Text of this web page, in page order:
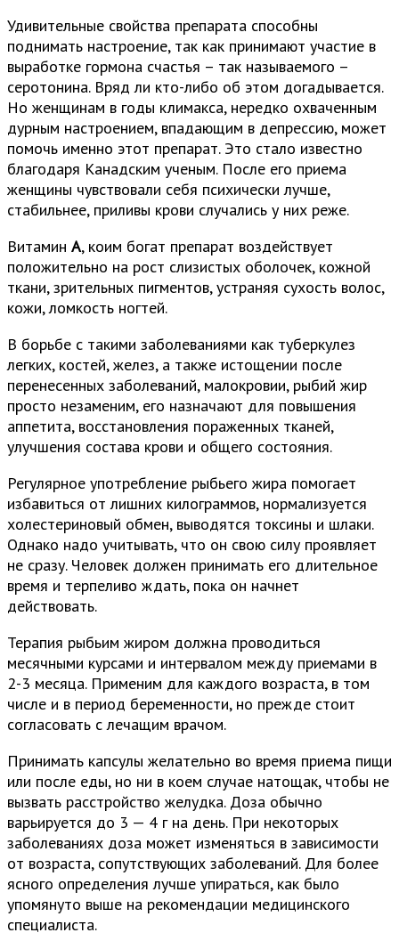
Удивительные свойства препарата способны
поднимать настроение, так как принимают участие в
выработке гормона счастья – так называемого –
серотонина. Вряд ли кто-либо об этом догадывается.
Но женщинам в годы климакса, нередко охваченным
дурным настроением, впадающим в депрессию, может
помочь именно этот препарат. Это стало известно
благодаря Канадским ученым. После его приема
женщины чувствовали себя психически лучше,
стабильнее, приливы крови случались у них реже.
Витамин A, коим богат препарат воздействует
положительно на рост слизистых оболочек, кожной
ткани, зрительных пигментов, устраняя сухость волос,
кожи, ломкость ногтей.
В борьбе с такими заболеваниями как туберкулез
легких, костей, желез, а также истощении после
перенесенных заболеваний, малокровии, рыбий жир
просто незаменим, его назначают для повышения
аппетита, восстановления пораженных тканей,
улучшения состава крови и общего состояния.
Регулярное употребление рыбьего жира помогает
избавиться от лишних килограммов, нормализуется
холестериновый обмен, выводятся токсины и шлаки.
Однако надо учитывать, что он свою силу проявляет
не сразу. Человек должен принимать его длительное
время и терпеливо ждать, пока он начнет
действовать.
Терапия рыбьим жиром должна проводиться
месячными курсами и интервалом между приемами в
2-3 месяца. Применим для каждого возраста, в том
числе и в период беременности, но прежде стоит
согласовать с лечащим врачом.
Принимать капсулы желательно во время приема пищи
или после еды, но ни в коем случае натощак, чтобы не
вызвать расстройство желудка. Доза обычно
варьируется до 3 — 4 г на день. При некоторых
заболеваниях доза может изменяться в зависимости
от возраста, сопутствующих заболеваний. Для более
ясного определения лучше упираться, как было
упомянуто выше на рекомендации медицинского
специалиста.